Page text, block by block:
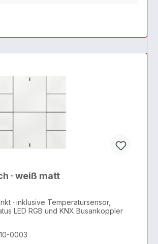
· weiß matt
· inklusive Temperatursensor,
LED RGB und KNX Busankoppler
0003